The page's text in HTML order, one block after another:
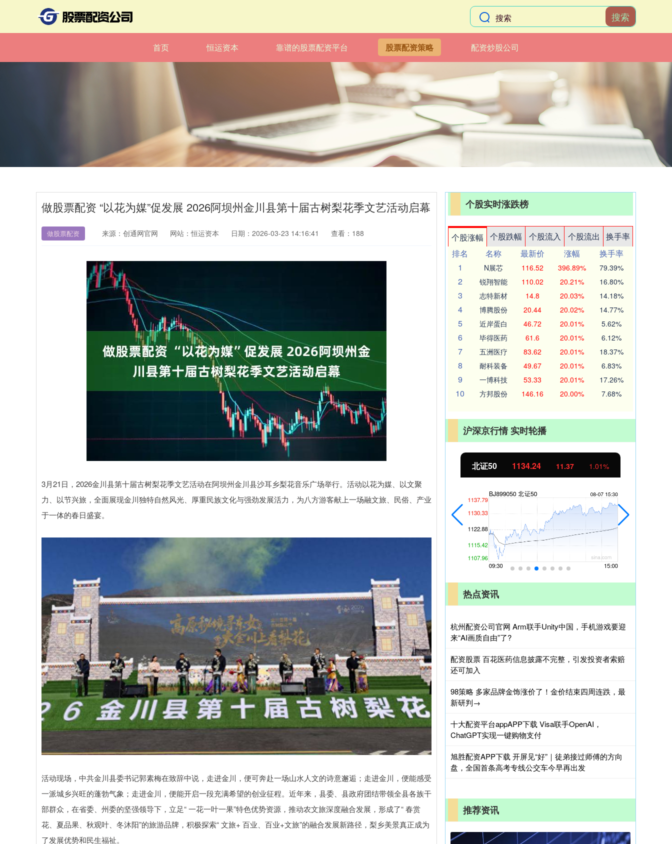
搜索
首页 恒运资本 靠谱的股票配资平台 股票配资策略 配资炒股公司
做股票配资 “以花为媒”促发展 2026阿坝州金川县第十届古树梨花季文艺活动启幕
做股票配资 来源：创通网官网 网站：恒运资本 日期：2026-03-23 14:16:41 查看：188
3月21日，2026金川县第十届古树梨花季文艺活动在阿坝州金川县沙耳乡梨花音乐广场举行。活动以花为媒、以文聚
力、以节兴旅，全面展现金川独特自然风光、厚重民族文化与强劲发展活力，为八方游客献上一场融文旅、民俗、产业
于一体的春日盛宴。​
活动现场，中共金川县委书记郭素梅在致辞中说，走进金川，便可奔赴一场山水人文的诗意邂逅；走进金川，便能感受
一派城乡兴旺的蓬勃气象；走进金川，便能开启一段充满希望的创业征程。近年来，县委、县政府团结带领全县各族干
部群众，在省委、州委的坚强领导下，立足“ 一花一叶一果”特色优势资源，推动农文旅深度融合发展，形成了“ 春赏
花、夏品果、秋观叶、冬沐阳”的旅游品牌，积极探索“ 文旅+ 百业、百业+文旅”的融合发展新路径，梨乡美景真正成为
了发展优势和民生福祉。
个股实时涨跌榜
个股涨幅 个股跌幅 个股流入 个股流出
换手率
排名
名称 最新价 涨幅
换手率
1
N展芯 116.52 396.89% 79.39%
2 锐翔智能 110.02 20.21% 16.80%
3 志特新材 14.8 20.03% 14.18%
4 博腾股份 20.44 20.02% 14.77%
5 近岸蛋白 46.72 20.01% 5.62%
6 毕得医药 61.6 20.01% 6.12%
7 五洲医疗 83.62 20.01% 18.37%
8 耐科装备 49.67 20.01% 6.83%
9 一博科技 53.33 20.01% 17.26%
10 方邦股份 146.16 20.00% 7.68%
沪深京行情 实时轮播
创业板指 3563.12 47.56 1.35%
热点资讯
杭州配资公司官网 Arm联手Unity中国，手机游戏要迎
来“AI画质自由”了?
配资股票 百花医药信息披露不完整，引发投资者索赔
还可加入
98策略 多家品牌金饰涨价了！金价结束四周连跌，最
新研判→
十大配资平台appAPP下载 Visa联手OpenAI，
ChatGPT实现一键购物支付
旭胜配资APP下载 开屏见“好”｜徒弟接过师傅的方向
盘，全国首条高考专线公交车今早再出发
推荐资讯